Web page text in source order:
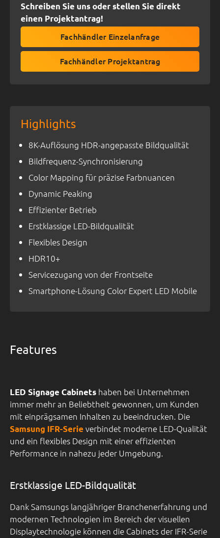
Schreiben Sie uns oder stellen Sie direkt
einen Projektantrag!
Fachhändler Einzelanfrage
Fachhändler Projektantrag
Highlights
8K-Auflösung HDR-angepasste Bildqualität
Bildfrequenz-Synchronisierung
Color Mapping für präzise Farbnuancen
Dynamic Peaking
Effizienter Betrieb
Erstklassige LED-Bildqualität
Flexibles Design
HDR10+
Servicezugang von der Frontseite
Smartphone-Lösung Color Expert LED Mobile
Features
LED Signage Cabinets haben bei Unternehmen
immer mehr an Beliebtheit gewonnen, um Kunden
mit einprägsamen Inhalten zu beeindrucken. Die
Samsung IFR-Serieverbindet moderne LED-Qualität
und ein flexibles Design mit einer effizienten
Performance in nahezu jeder Umgebung.
Erstklassige LED-Bildqualität
Dank Samsungs langjähriger Branchenerfahrung und
modernen Technologien im Bereich der visuellen
Displaytechnologie können die Cabinets der IFR-Serie